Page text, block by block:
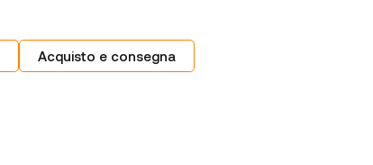
Acquisto e consegna